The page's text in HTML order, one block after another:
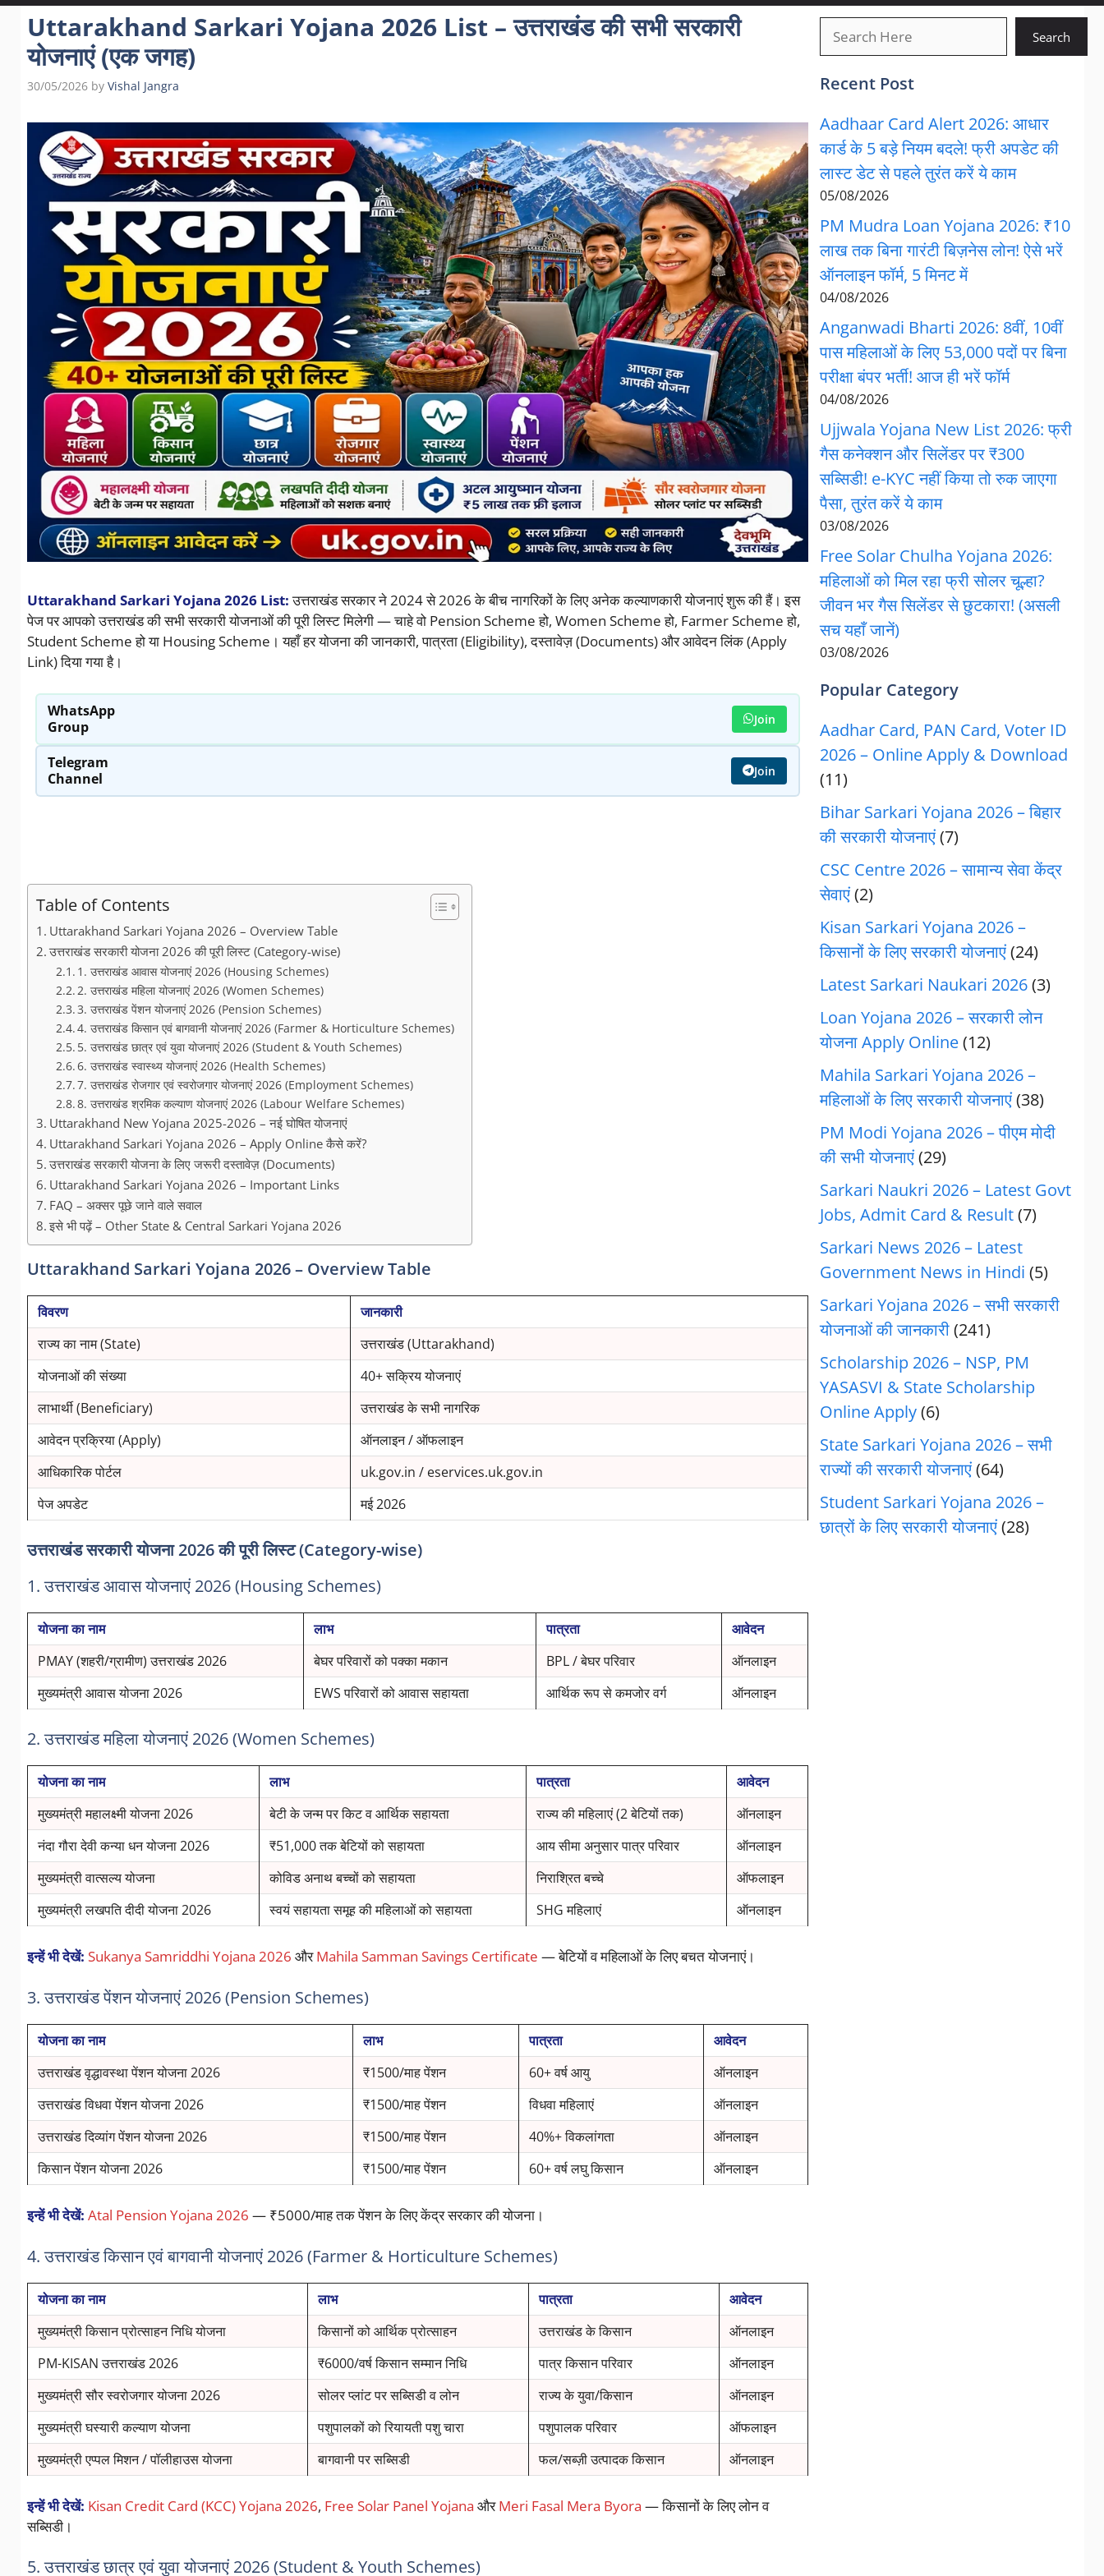
Uttarakhand Sarkari Yojana 2026 List – उत्तराखंड की सभी सरकारी
योजनाएं (एक जगह)
30/05/2026 by Vishal Jangra
Uttarakhand Sarkari Yojana 2026 List:उत्तराखंड सरकार ने 2024 से 2026 के बीच नागरिकों के लिए अनेक कल्याणकारी योजनाएं शुरू की हैं। इस
पेज पर आपको उत्तराखंड की सभी सरकारी योजनाओं की पूरी लिस्ट मिलेगी — चाहे वो Pension Scheme हो, Women Scheme हो, Farmer Scheme हो,
Student Scheme हो या Housing Scheme। यहाँ हर योजना की जानकारी, पात्रता (Eligibility), दस्तावेज़ (Documents) और आवेदन लिंक (Apply
Link) दिया गया है।
WhatsApp
Group
Join
Telegram
Channel
Join
Table of Contents
Uttarakhand Sarkari Yojana 2026 – Overview Table
उत्तराखंड सरकारी योजना 2026 की पूरी लिस्ट (Category-wise)
1. उत्तराखंड आवास योजनाएं 2026 (Housing Schemes)
2. उत्तराखंड महिला योजनाएं 2026 (Women Schemes)
3. उत्तराखंड पेंशन योजनाएं 2026 (Pension Schemes)
4. उत्तराखंड किसान एवं बागवानी योजनाएं 2026 (Farmer & Horticulture Schemes)
5. उत्तराखंड छात्र एवं युवा योजनाएं 2026 (Student & Youth Schemes)
6. उत्तराखंड स्वास्थ्य योजनाएं 2026 (Health Schemes)
7. उत्तराखंड रोजगार एवं स्वरोजगार योजनाएं 2026 (Employment Schemes)
8. उत्तराखंड श्रमिक कल्याण योजनाएं 2026 (Labour Welfare Schemes)
Uttarakhand New Yojana 2025-2026 – नई घोषित योजनाएं
Uttarakhand Sarkari Yojana 2026 – Apply Online कैसे करें?
उत्तराखंड सरकारी योजना के लिए जरूरी दस्तावेज़ (Documents)
Uttarakhand Sarkari Yojana 2026 – Important Links
FAQ – अक्सर पूछे जाने वाले सवाल
इसे भी पढ़ें – Other State & Central Sarkari Yojana 2026
Uttarakhand Sarkari Yojana 2026 – Overview Table
विवरण
जानकारी
राज्य का नाम (State)
उत्तराखंड (Uttarakhand)
योजनाओं की संख्या
40+ सक्रिय योजनाएं
लाभार्थी (Beneficiary)
उत्तराखंड के सभी नागरिक
आवेदन प्रक्रिया (Apply)
ऑनलाइन / ऑफलाइन
आधिकारिक पोर्टल
uk.gov.in / eservices.uk.gov.in
पेज अपडेट
मई 2026
उत्तराखंड सरकारी योजना 2026 की पूरी लिस्ट (Category-wise)
1. उत्तराखंड आवास योजनाएं 2026 (Housing Schemes)
योजना का नाम लाभ पात्रता
आवेदन
PMAY (शहरी/ग्रामीण) उत्तराखंड 2026
बेघर परिवारों को पक्का मकान BPL / बेघर परिवार
ऑनलाइन
मुख्यमंत्री आवास योजना 2026
EWS परिवारों को आवास सहायता आर्थिक रूप से कमजोर वर्ग ऑनलाइन
2. उत्तराखंड महिला योजनाएं 2026 (Women Schemes)
योजना का नाम लाभ पात्रता
आवेदन
मुख्यमंत्री महालक्ष्मी योजना 2026
बेटी के जन्म पर किट व आर्थिक सहायता राज्य की महिलाएं (2 बेटियों तक)
ऑनलाइन
नंदा गौरा देवी कन्या धन योजना 2026
₹51,000 तक बेटियों को सहायता आय सीमा अनुसार पात्र परिवार
ऑनलाइन
मुख्यमंत्री वात्सल्य योजना
कोविड अनाथ बच्चों को सहायता निराश्रित बच्चे
ऑफलाइन
मुख्यमंत्री लखपति दीदी योजना 2026
स्वयं सहायता समूह की महिलाओं को सहायता SHG महिलाएं ऑनलाइन
इन्हें भी देखें: Sukanya Samriddhi Yojana 2026 औरMahila Samman Savings Certificate — बेटियों व महिलाओं के लिए बचत योजनाएं।
3. उत्तराखंड पेंशन योजनाएं 2026 (Pension Schemes)
योजना का नाम लाभ पात्रता
आवेदन
उत्तराखंड वृद्धावस्था पेंशन योजना 2026
₹1500/माह पेंशन 60+ वर्ष आयु
ऑनलाइन
उत्तराखंड विधवा पेंशन योजना 2026
₹1500/माह पेंशन विधवा महिलाएं
ऑनलाइन
उत्तराखंड दिव्यांग पेंशन योजना 2026
₹1500/माह पेंशन 40%+ विकलांगता
ऑनलाइन
किसान पेंशन योजना 2026
₹1500/माह पेंशन 60+ वर्ष लघु किसान ऑनलाइन
इन्हें भी देखें: Atal Pension Yojana 2026 — ₹5000/माह तक पेंशन के लिए केंद्र सरकार की योजना।
4. उत्तराखंड किसान एवं बागवानी योजनाएं 2026 (Farmer & Horticulture Schemes)
योजना का नाम लाभ पात्रता
आवेदन
मुख्यमंत्री किसान प्रोत्साहन निधि योजना
किसानों को आर्थिक प्रोत्साहन उत्तराखंड के किसान
ऑनलाइन
PM-KISAN उत्तराखंड 2026
₹6000/वर्ष किसान सम्मान निधि पात्र किसान परिवार
ऑनलाइन
मुख्यमंत्री सौर स्वरोजगार योजना 2026
सोलर प्लांट पर सब्सिडी व लोन राज्य के युवा/किसान
ऑनलाइन
मुख्यमंत्री घस्यारी कल्याण योजना
पशुपालकों को रियायती पशु चारा पशुपालक परिवार
ऑफलाइन
मुख्यमंत्री एप्पल मिशन / पॉलीहाउस योजना
बागवानी पर सब्सिडी फल/सब्ज़ी उत्पादक किसान ऑनलाइन
इन्हें भी देखें: Kisan Credit Card (KCC) Yojana 2026, Free Solar Panel Yojana औरMeri Fasal Mera Byora — किसानों के लिए लोन व
सब्सिडी।
5. उत्तराखंड छात्र एवं युवा योजनाएं 2026 (Student & Youth Schemes)
Search
Recent Post
Aadhaar Card Alert 2026: आधार
कार्ड के 5 बड़े नियम बदले! फ्री अपडेट की
लास्ट डेट से पहले तुरंत करें ये काम
05/08/2026
PM Mudra Loan Yojana 2026: ₹10
लाख तक बिना गारंटी बिज़नेस लोन! ऐसे भरें
ऑनलाइन फॉर्म, 5 मिनट में
04/08/2026
Anganwadi Bharti 2026: 8वीं, 10वीं
पास महिलाओं के लिए 53,000 पदों पर बिना
परीक्षा बंपर भर्ती! आज ही भरें फॉर्म
04/08/2026
Ujjwala Yojana New List 2026: फ्री
गैस कनेक्शन और सिलेंडर पर ₹300
सब्सिडी! e-KYC नहीं किया तो रुक जाएगा
पैसा, तुरंत करें ये काम
03/08/2026
Free Solar Chulha Yojana 2026:
महिलाओं को मिल रहा फ्री सोलर चूल्हा?
जीवन भर गैस सिलेंडर से छुटकारा! (असली
सच यहाँ जानें)
03/08/2026
Popular Category
Aadhar Card, PAN Card, Voter ID
2026 – Online Apply & Download
(11)
Bihar Sarkari Yojana 2026 – बिहार
की सरकारी योजनाएं(7)
CSC Centre 2026 – सामान्य सेवा केंद्र
सेवाएं(2)
Kisan Sarkari Yojana 2026 –
किसानों के लिए सरकारी योजनाएं(24)
Latest Sarkari Naukari 2026(3)
Loan Yojana 2026 – सरकारी लोन
योजना Apply Online(12)
Mahila Sarkari Yojana 2026 –
महिलाओं के लिए सरकारी योजनाएं(38)
PM Modi Yojana 2026 – पीएम मोदी
की सभी योजनाएं(29)
Sarkari Naukri 2026 – Latest Govt
Jobs, Admit Card & Result(7)
Sarkari News 2026 – Latest
Government News in Hindi (5)
Sarkari Yojana 2026 – सभी सरकारी
योजनाओं की जानकारी(241)
Scholarship 2026 – NSP, PM
YASASVI & State Scholarship
Online Apply(6)
State Sarkari Yojana 2026 – सभी
राज्यों की सरकारी योजनाएं(64)
Student Sarkari Yojana 2026 –
छात्रों के लिए सरकारी योजनाएं(28)